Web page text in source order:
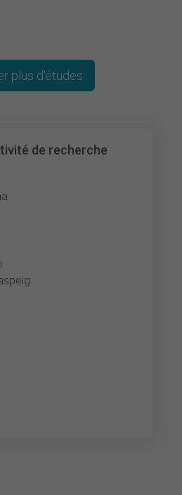
de recherche
plus d'études